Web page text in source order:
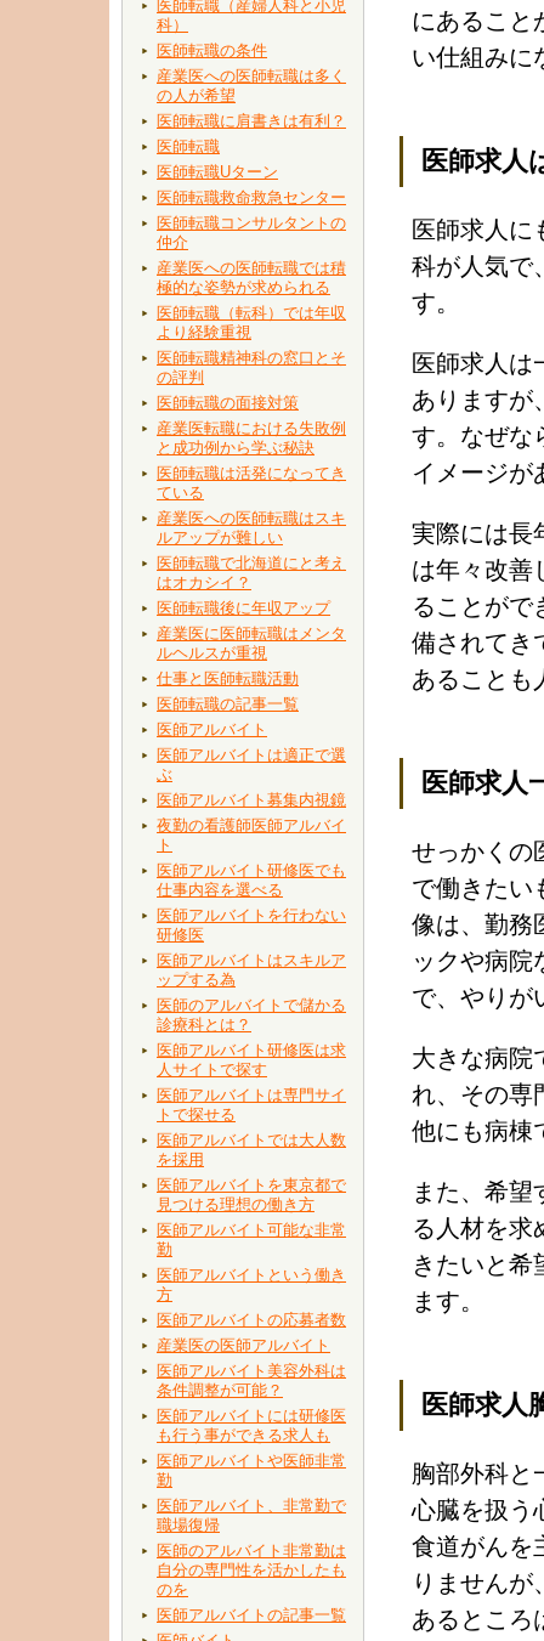
医師転職（産婦人科と小児
科）
医師転職の条件
産業医への医師転職は多く
の人が希望
医師転職に肩書きは有利？
医師転職
医師転職Uターン
医師転職救命救急センター
医師転職コンサルタントの
仲介
産業医への医師転職では積
極的な姿勢が求められる
医師転職（転科）では年収
より経験重視
医師転職精神科の窓口とそ
の評判
医師転職の面接対策
産業医転職における失敗例
と成功例から学ぶ秘訣
医師転職は活発になってき
ている
産業医への医師転職はスキ
ルアップが難しい
医師転職で北海道にと考え
はオカシイ？
医師転職後に年収アップ
産業医に医師転職はメンタ
ルヘルスが重視
仕事と医師転職活動
医師転職の記事一覧
医師アルバイト
医師アルバイトは適正で選
ぶ
医師アルバイト募集内視鏡
夜勤の看護師医師アルバイ
ト
医師アルバイト研修医でも
仕事内容を選べる
医師アルバイトを行わない
研修医
医師アルバイトはスキルア
ップする為
医師のアルバイトで儲かる
診療科とは？
医師アルバイト研修医は求
人サイトで探す
医師アルバイトは専門サイ
トで探せる
医師アルバイトでは大人数
を採用
医師アルバイトを東京都で
見つける理想の働き方
医師アルバイト可能な非常
勤
医師アルバイトという働き
方
医師アルバイトの応募者数
産業医の医師アルバイト
医師アルバイト美容外科は
条件調整が可能？
医師アルバイトには研修医
も行う事ができる求人も
医師アルバイトや医師非常
勤
医師アルバイト、非常勤で
職場復帰
医師のアルバイト非常勤は
自分の専門性を活かしたも
のを
医師アルバイトの記事一覧
にあること
い仕組みに
医師求人
医師求人に
科が人気で
す。
医師求人は
ありますが
す。なぜな
イメージが
実際には長
は年々改善
ることがで
備されてき
あることも
医師求人
せっかくの
で働きたい
像は、勤務
ックや病院
で、やりが
大きな病院
れ、その専
他にも病棟
また、希
る人材を求
きたいと希
ます。
医師求人
胸部外科と
心臓を扱う
食道がんを
りません
あるところ